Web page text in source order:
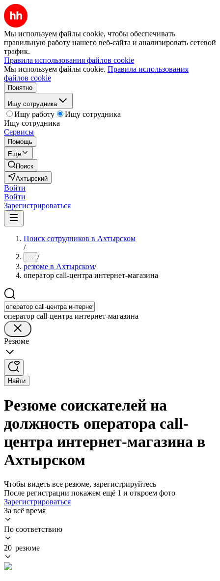
Мы используем файлы cookie, чтобы обеспечивать
правильную работу нашего веб-сайта и анализировать сетевой
трафик.
Правила использования файлов cookie
Мы используем файлы cookie. Правила использования
файлов cookie
Понятно
Ищу сотрудника
Ищу работу
Ищу сотрудника
Ищу сотрудника
Сервисы
Помощь
Ещё
Поиск
Ахтырский
Войти
Войти
Зарегистрироваться
Поиск сотрудников в Ахтырском
/
... /
резюме в Ахтырском/
оператор call-центра интернет-магазина
оператор call-центра интернет-магазина
Резюме
Найти
Резюме соискателей на
должность оператора call-
центра интернет-магазина в
Ахтырском
Чтобы видеть все резюме, зарегистрируйтесь
После регистрации покажем ещё 1 и откроем фото
Зарегистрироваться
За всё время
По соответствию
20 резюме